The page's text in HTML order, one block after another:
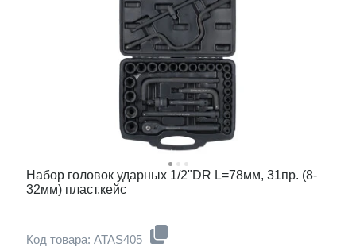
Набор головок ударных 1/2"DR L=78мм, 31пр. (8-
32мм) пласт.кейс
Код товара: ATAS405